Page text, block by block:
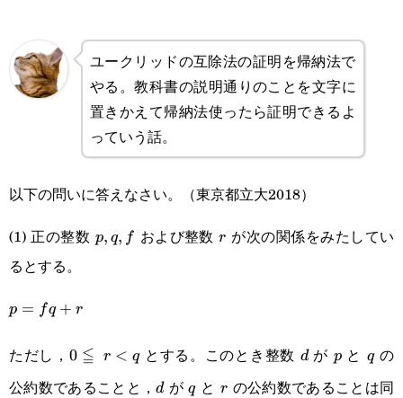
ユークリッドの互除法の証明を帰納法で
やる。教科書の説明通りのことを文字に
置きかえて帰納法使ったら証明できるよ
っていう話。
以下の問いに答えなさい。（東京都立大2018）
(1) 正の整数 p,q,f
p, q, f および整数r
r が次の関係をみたしてい
るとする。
p=fq+r
p = fq + r
ただし， 0\leqq r<q
0 ≦ r < qとする。このとき整数 d
dが p
pと q
qの
公約数であることと，d
dがq
qと r
r の公約数であることは同